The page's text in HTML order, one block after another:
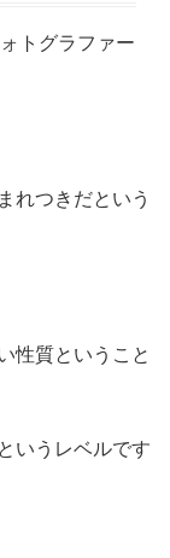
トグラファー
れつきだという
性質ということ
いうレベルです